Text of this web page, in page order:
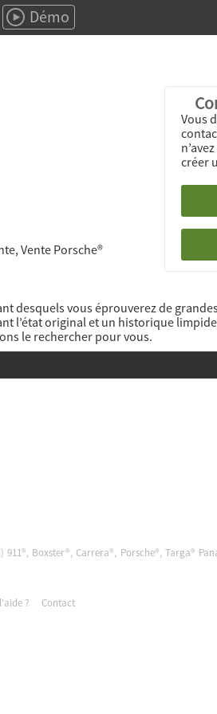
Démo
Vous
créer
Vente Porsche®
desquels vous éprouverez de
l’état original et un historique
le rechercher pour vous.
) 911®, Boxster®, Carrera®, Porsche®, Targa®
? Contact